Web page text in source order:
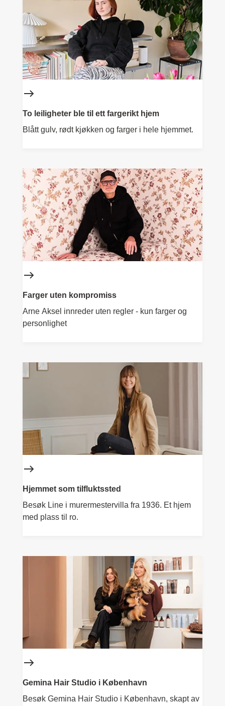
To leiligheter ble til ett fargerikt hjem
Blått gulv, rødt kjøkken og farger i hele hjemmet.
Farger uten kompromiss
Arne Aksel innreder uten regler - kun farger og
personlighet
Hjemmet som tilfluktssted
Besøk Line i murermestervilla fra 1936. Et hjem
med plass til ro.
Gemina Hair Studio i København
Besøk Gemina Hair Studio i København, skapt av